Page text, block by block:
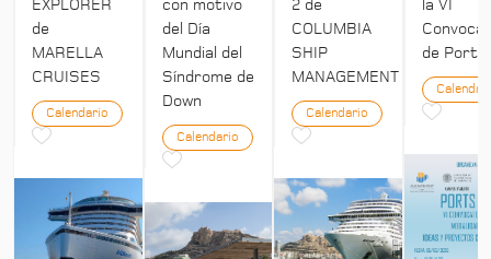
EXPLORER
de
MARELLA
CRUISES
Calendario
con motivo
del Día
Mundial del
Síndrome de
Down
Calendario
2 de
COLUMBIA
SHIP
MANAGEMENT
Calendario
la VI
de Ports